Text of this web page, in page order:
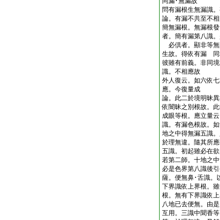
問有漏根生無漏識
論。有漏不共至不
簡無漏根。無漏根
者。簡有漏第八識
必倶者。顯非等
生故。得依有漏 同
彼雖有前義。非同
識。不相應故
外人復云。如六依
應。今復量成
論。此二於境明昧
依闇昧之別根故。
成眼等根。應立量
識。有漏色根故。
地之中得無漏五識
於理無違。隨其所
五識。初起雖必在
若第二師。十地之
必是色界第八識後
薩。便無鼻･舌識。
下界識依上界根。
根。無有下界識依
八地已去便無。由
互用。三識中聞香